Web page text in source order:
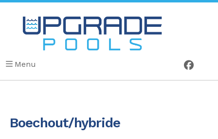
Menu
Boechout/hybride